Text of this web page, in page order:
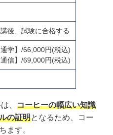
後、試験に合格する
学】/66,000円(税込)
信】/69,000円(税込)
、 コーヒーの幅広い知識
の証明となるため、コー
ます。